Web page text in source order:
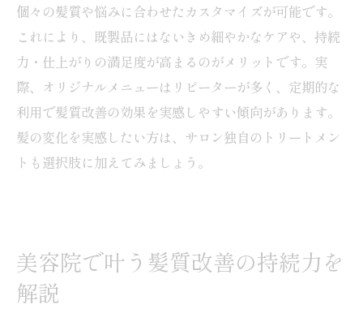
個々の髪質や悩みに合わせたカスタマイズが可能です。
これにより、既製品にはないきめ細やかなケアや、持続
力・仕上がりの満足度が高まるのがメリットです。実
際、オリジナルメニューはリピーターが多く、定期的な
利用で髪質改善の効果を実感しやすい傾向があります。
髪の変化を実感したい方は、サロン独自のトリートメン
トも選択肢に加えてみましょう。
美容院で叶う髪質改善の持続力を
解説